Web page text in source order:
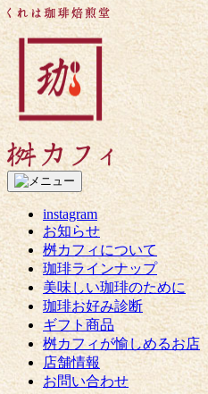
コ
ン
ン
ツ
へ
ス
キ
ッ
プ
珈
琲
煎
堂
桝
カ
フ
ィ
instagram
お知らせ
桝カフィについて
珈琲ラインナップ
美味しい珈琲のために
珈琲お好み診断
ギフト商品
桝カフィが愉しめるお店
店舗情報
お問い合わせ